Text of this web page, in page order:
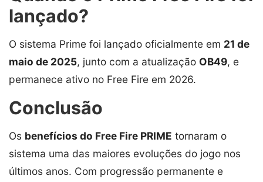
lançado?
O sistema Prime foi lançado oficialmente em 21 de
maio de 2025, junto com a atualização OB49, e
permanece ativo no Free Fire em 2026.
Conclusão
Os benefícios do Free Fire PRIME tornaram o
sistema uma das maiores evoluções do jogo nos
últimos anos. Com progressão permanente e